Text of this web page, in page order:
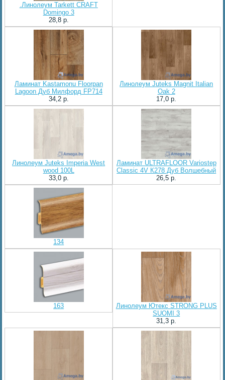
.Линолеум Tarkett CRAFT
Domingo 3
28,8 p.
Ламинат Kastamonu Floorpan
Lagoon Дуб Милфорд FP714
34,2 p.
Линолеум Juteks Magnit Italian
Oak 2
17,0 p.
Линолеум Juteks Imperia West
wood 100L
33,0 p.
Ламинат ULTRAFLOOR Variostep
Classic 4V К278 Дуб Волшебный
26,5 p.
134
163
Линолеум Ютекс STRONG PLUS
SUOMI 3
31,3 p.